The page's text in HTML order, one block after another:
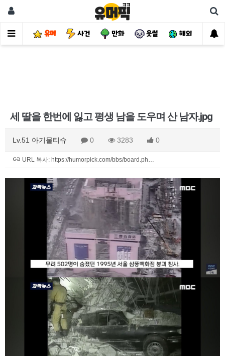
유머 사건 만화 웃썰 해외 핫
세 딸을 한번에 잃고 평생 남을 도우며 산 남자.jpg
Lv.51 아기물티슈 0 3283 0
URL 복사: https://humorpick.com/bbs/board.ph…